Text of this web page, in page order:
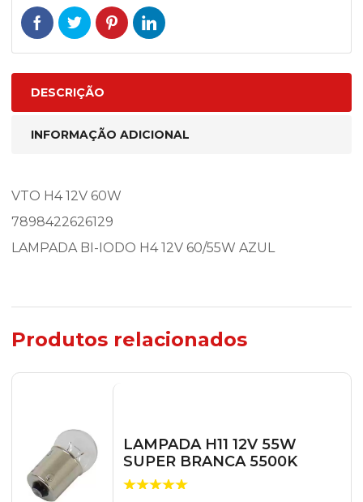
DESCRIÇÃO
INFORMAÇÃO ADICIONAL
VTO H4 12V 60W
7898422626129
LAMPADA BI-IODO H4 12V 60/55W AZUL
Produtos relacionados
LAMPADA H11 12V 55W
SUPER BRANCA 5500K